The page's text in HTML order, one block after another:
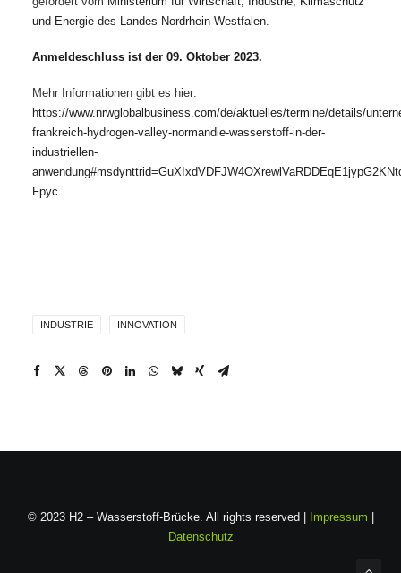
und Energie des Landes Nordrhein-Westfalen.
Anmeldeschluss ist der 09. Oktober 2023.
Mehr Informationen gibt es hier:
https://www.nrwglobalbusiness.com/de/aktuelles/termine/details/
frankreich-hydrogen-valley-normandie-wasserstoff-in-der-
industriellen-
Fpyc
INDUSTRIE INNOVATION
© 2023 H2 – Wasserstoff-Brücke. All rights reserved | Impressum
Datenschutz